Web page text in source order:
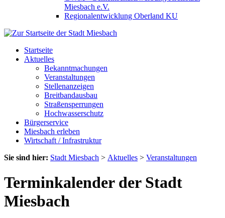
Miesbach e.V.
Regionalentwicklung Oberland KU
Startseite
Aktuelles
Bekanntmachungen
Veranstaltungen
Stellenanzeigen
Breitbandausbau
Straßensperrungen
Hochwasserschutz
Bürgerservice
Miesbach erleben
Wirtschaft / Infrastruktur
Sie sind hier: Stadt Miesbach > Aktuelles > Veranstaltungen
Terminkalender der Stadt
Miesbach